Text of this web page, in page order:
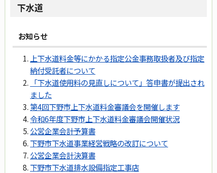
下水道
お知らせ
上下水道料金等にかかる指定公金事務取扱者及び指定
納付受託者について
「下水道使用料の見直しについて」答申書が提出され
ました
第4回下野市上下水道料金審議会を開催します
令和6年度下野市上下水道料金審議会開催状況
公営企業会計予算書
下野市下水道事業経営戦略の改訂について
公営企業会計決算書
下野市下水道排水設備指定工事店